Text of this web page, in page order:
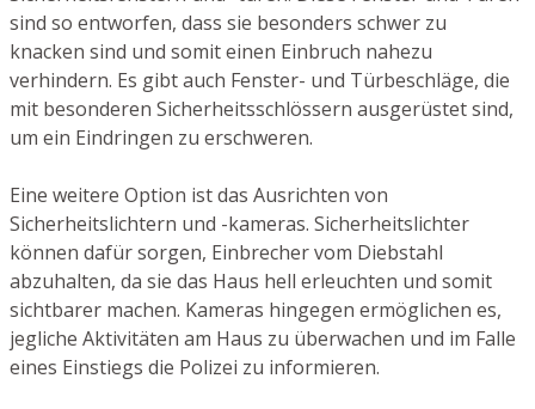
sind so entworfen, dass sie besonders schwer zu
knacken sind und somit einen Einbruch nahezu
verhindern. Es gibt auch Fenster- und Türbeschläge, die
mit besonderen Sicherheitsschlössern ausgerüstet sind,
um ein Eindringen zu erschweren.
Eine weitere Option ist das Ausrichten von
Sicherheitslichtern und -kameras. Sicherheitslichter
können dafür sorgen, Einbrecher vom Diebstahl
abzuhalten, da sie das Haus hell erleuchten und somit
sichtbarer machen. Kameras hingegen ermöglichen es,
jegliche Aktivitäten am Haus zu überwachen und im Falle
eines Einstiegs die Polizei zu informieren.